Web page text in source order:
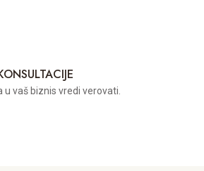
u vaš biznis vredi verovati.